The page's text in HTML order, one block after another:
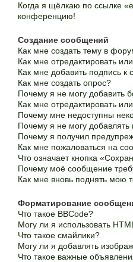
Когда я щёлкаю по ссылке
конференцию!
Создание сообщений
Как мне создать тему в
Как мне отредактировать
Как мне добавить подпись
Как мне создать опрос?
Почему я не могу добавить
Как мне отредактировать
Почему мне недоступны
Почему я не могу добавлять
Почему я получил
Как мне пожаловаться на
Что означает кнопка
Почему моё сообщение
Как мне вновь поднять мою
Форматирование
Что такое BBCode?
Могу ли я использовать
Что такое смайлики?
Могу ли я добавлять
Что такое важные